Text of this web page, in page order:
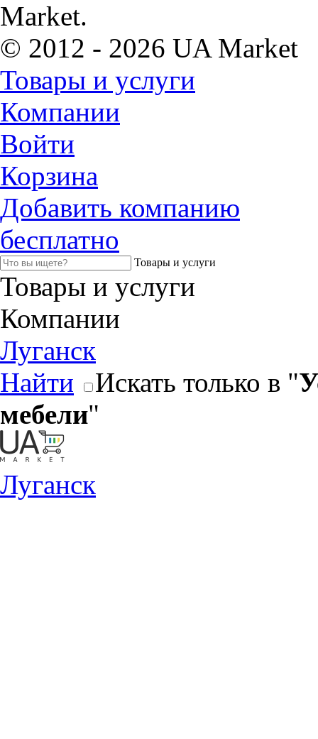
Market.
© 2012 - 2026 UA Market
Товары и услуги
Компании
Войти
Корзина
Добавить компанию
бесплатно
Товары и услуги
Товары и услуги
Компании
Луганск
Найти
Искать только в "
мебели"
Луганск